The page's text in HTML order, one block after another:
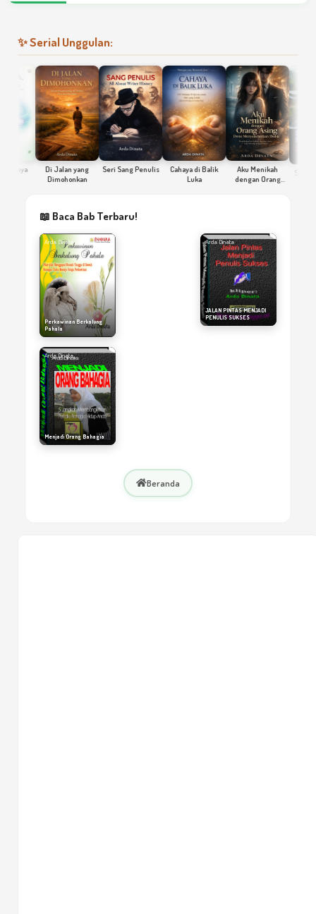
✨ Serial Unggulan:
Di Jalan yang
Dimohonkan
Seri Sang Penulis
Cahaya di Balik
Luka
Aku Menikah
dengan Orang
Smart
📖 Baca Bab Terbaru!
Arda Dinata
Perkawinan Berkalung
Pahala
Menjadi Penulis Kaya
Arda Dinata
JALAN PINTAS MENJADI
PENULIS SUKSES
Arda Dinata
Menjadi Orang Bahagia
Beranda